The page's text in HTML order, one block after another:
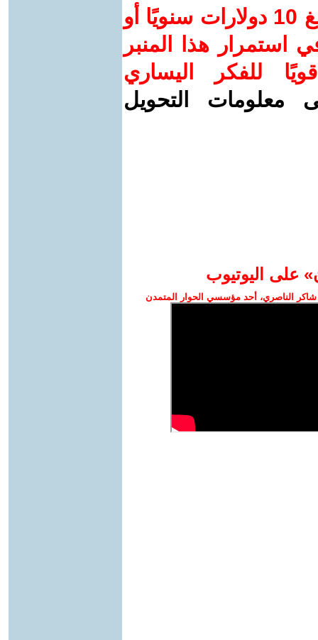
ساهم/ي معنا! بدعمكم بمبلغ 10 دولارات سنويًا أو
استمرار هذا المنبر
للفكر اليساري
معلومات التحويل
على اليوتيوب
الناصري، أحد مؤسسي الحوار المتمدن